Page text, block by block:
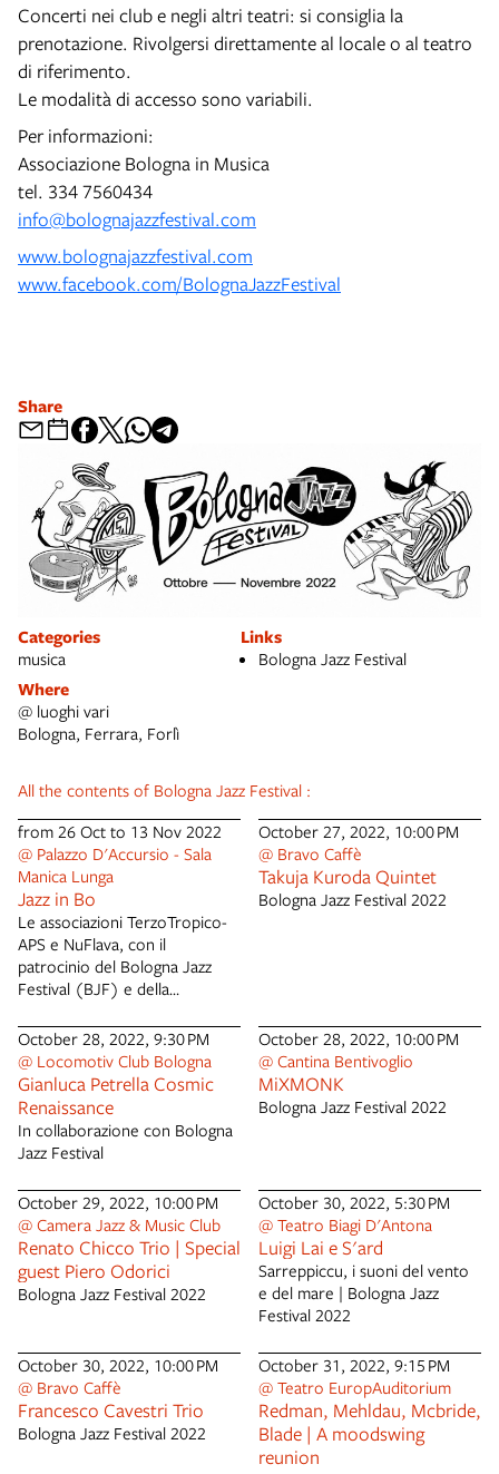
Concerti nei club e negli altri teatri: si consiglia la
prenotazione. Rivolgersi direttamente al locale o al teatro
di riferimento.
Le modalità di accesso sono variabili.
Per informazioni:
Associazione Bologna in Musica
tel. 334 7560434
info@bolognajazzfestival.com
www.bolognajazzfestival.com
www.facebook.com/BolognaJazzFestival
Categories
musica
Links
Bologna Jazz Festival
Where
@ luoghi vari
Bologna, Ferrara, Forlì
Share
All the contents of Bologna Jazz Festival :
from 26 Oct to 13 Nov 2022
@ Palazzo D'Accursio - Sala
Manica Lunga
Jazz in Bo
Le associazioni TerzoTropico-
APS e NuFlava, con il
patrocinio del Bologna Jazz
Festival (BJF) e della
Italiano” e in collaborazione
con il dipartimento cultura del
comune di Bologna presentano
una mostra che celebra la
musica e la città, anzi la musica
dentro la città. I fotografi Ivano
Adversi e Guido Samuel Frieri
hanno immortalato 40 musicisti
bolognesi in diversi 38 luoghi
che rappresentano il cuore
pulsante di Bologna, come lo è
il ritmo della musica jazz.
Perché hanno scelto Bologna?
di una tradizione musicale che
poche altre città in Europa
possiedono e promuove la
musica come mezzo di sviluppo
October 27, 2022, 10:00 PM
@ Bravo Caffè
Takuja Kuroda Quintet
Bologna Jazz Festival 2022
October 28, 2022, 9:30 PM
@ Locomotiv Club Bologna
Gianluca Petrella Cosmic
Renaissance
In collaborazione con Bologna
Jazz Festival
October 28, 2022, 10:00 PM
@ Cantina Bentivoglio
MiXMONK
Bologna Jazz Festival 2022
October 29, 2022, 10:00 PM
@ Camera Jazz & Music Club
Renato Chicco Trio | Special
guest Piero Odorici
Bologna Jazz Festival 2022
October 30, 2022, 5:30 PM
@ Teatro Biagi D'Antona
Luigi Lai e S'ard
Sarreppiccu, i suoni del vento
e del mare | Bologna Jazz
Festival 2022
October 30, 2022, 10:00 PM
@ Bravo Caffè
Francesco Cavestri Trio
Bologna Jazz Festival 2022
October 31, 2022, 9:15 PM
@ Teatro EuropAuditorium
Redman, Mehldau, Mcbride,
Blade | A moodswing
reunion